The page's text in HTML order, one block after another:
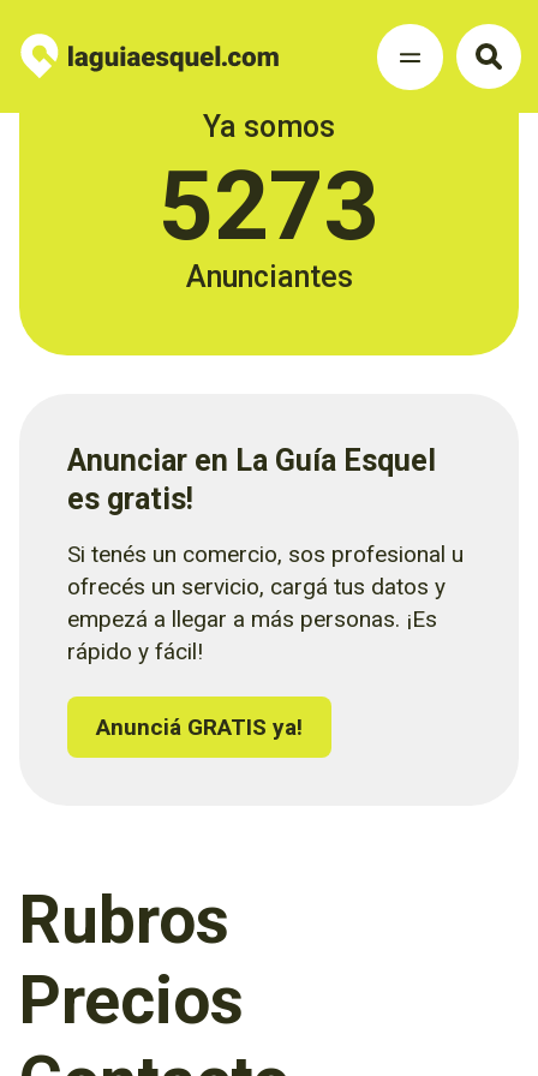
Ya somos
5273
Anunciantes
Anunciar en La Guía Esquel
es gratis!
Si tenés un comercio, sos profesional u
ofrecés un servicio, cargá tus datos y
empezá a llegar a más personas. ¡Es
rápido y fácil!
Anunciá GRATIS ya!
Rubros
Precios